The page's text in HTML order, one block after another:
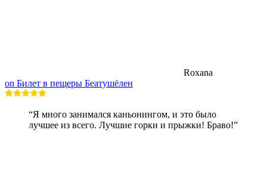
Roxana
on Билет в пещеры Беатушёлен
“Я много занимался каньонингом, и это было
лучшее из всего. Лучшие горки и прыжки! Браво!”